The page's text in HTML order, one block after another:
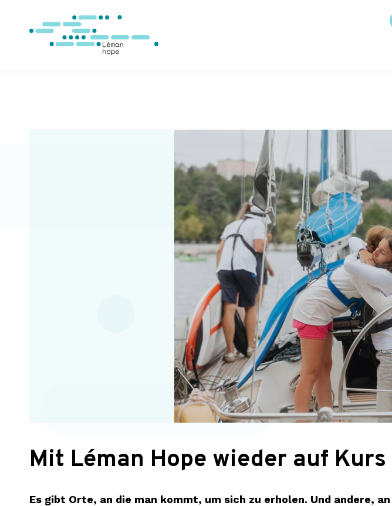
Mit Léman Hope wieder auf
Es gibt Orte, an die man kommt, um sich zu erholen. Und andere,